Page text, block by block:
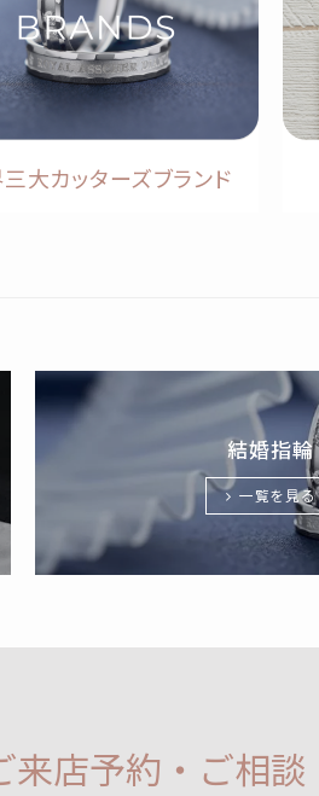
大カッターズブランド
結婚指輪
一覧を見る
来店予約・ご相